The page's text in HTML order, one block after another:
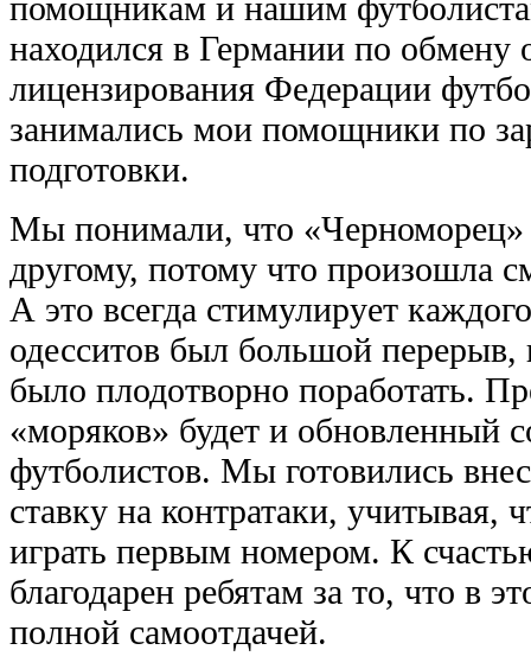
находился в Германии по обмену
лицензирования Федерации
занимались мои помощники по
подготовки.
Мы понимали, что «Черноморец»
другому, потому что произошла
А это всегда стимулирует
одесситов был большой
было плодотворно поработать.
«моряков» будет и обновленный
футболистов. Мы готовились
ставку на контратаки, учитывая,
играть первым номером. К
благодарен ребятам за то, что в
полной самоотдачей.